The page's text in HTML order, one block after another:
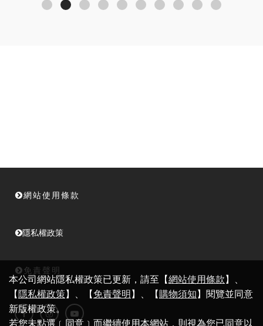
本公司網站隱私權政策已更新，請至【網站使用條款】、
【隱私權政策】、【免責聲明】、【購物須知】閱覽並同意
新版權政策。
網站使用條款
隱私權政策
免責聲明